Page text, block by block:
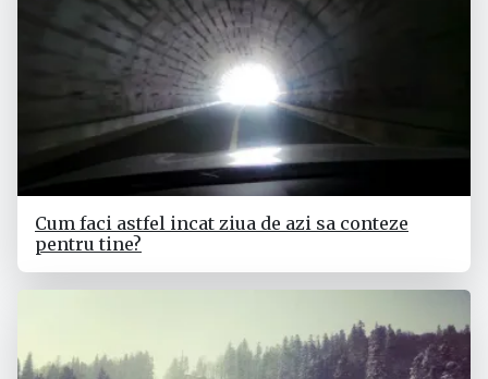
Cum faci astfel incat ziua de azi sa conteze
pentru tine?